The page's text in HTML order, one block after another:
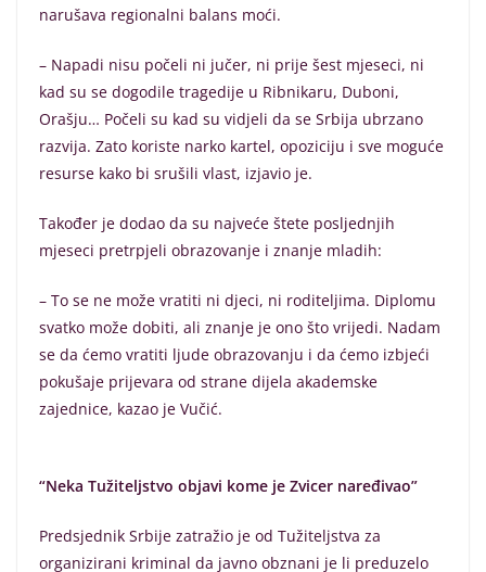
narušava regionalni balans moći.
– Napadi nisu počeli ni jučer, ni prije šest mjeseci, ni
kad su se dogodile tragedije u Ribnikaru, Duboni,
Orašju… Počeli su kad su vidjeli da se Srbija ubrzano
razvija. Zato koriste narko kartel, opoziciju i sve moguće
resurse kako bi srušili vlast, izjavio je.
Također je dodao da su najveće štete posljednjih
mjeseci pretrpjeli obrazovanje i znanje mladih:
– To se ne može vratiti ni djeci, ni roditeljima. Diplomu
svatko može dobiti, ali znanje je ono što vrijedi. Nadam
se da ćemo vratiti ljude obrazovanju i da ćemo izbjeći
pokušaje prijevara od strane dijela akademske
zajednice, kazao je Vučić.
“Neka Tužiteljstvo objavi kome je Zvicer naređivao”
Predsjednik Srbije zatražio je od Tužiteljstva za
organizirani kriminal da javno obznani je li preduzelo